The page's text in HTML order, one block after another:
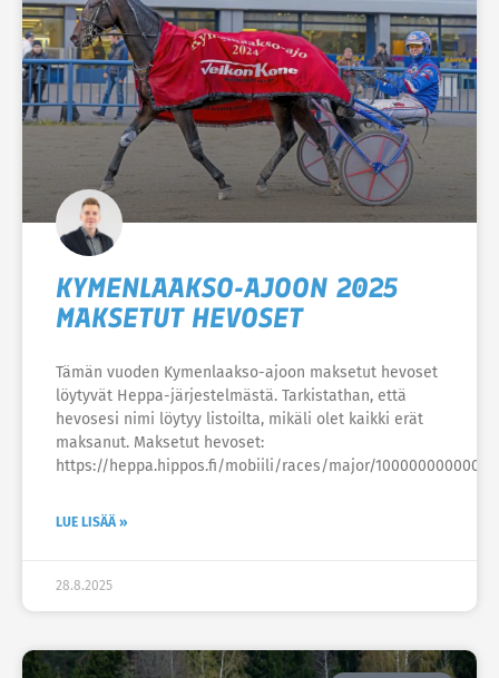
KYMENLAAKSO-AJOON 2025
MAKSETUT HEVOSET
Tämän vuoden Kymenlaakso-ajoon maksetut hevoset
löytyvät Heppa-järjestelmästä. Tarkistathan, että
hevosesi nimi löytyy listoilta, mikäli olet kaikki erät
maksanut. Maksetut hevoset:
https://heppa.hippos.fi/mobiili/races/major/
LUE LISÄÄ »
28.8.2025